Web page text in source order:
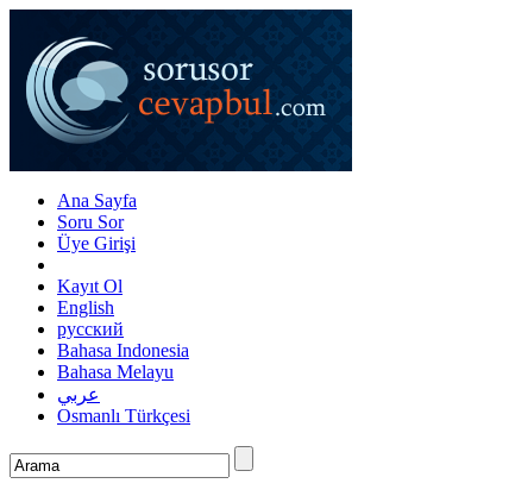
Ana Sayfa
Soru Sor
Üye Girişi
Kayıt Ol
English
русский
Bahasa Indonesia
Bahasa Melayu
عربي
Osmanlı Türkçesi